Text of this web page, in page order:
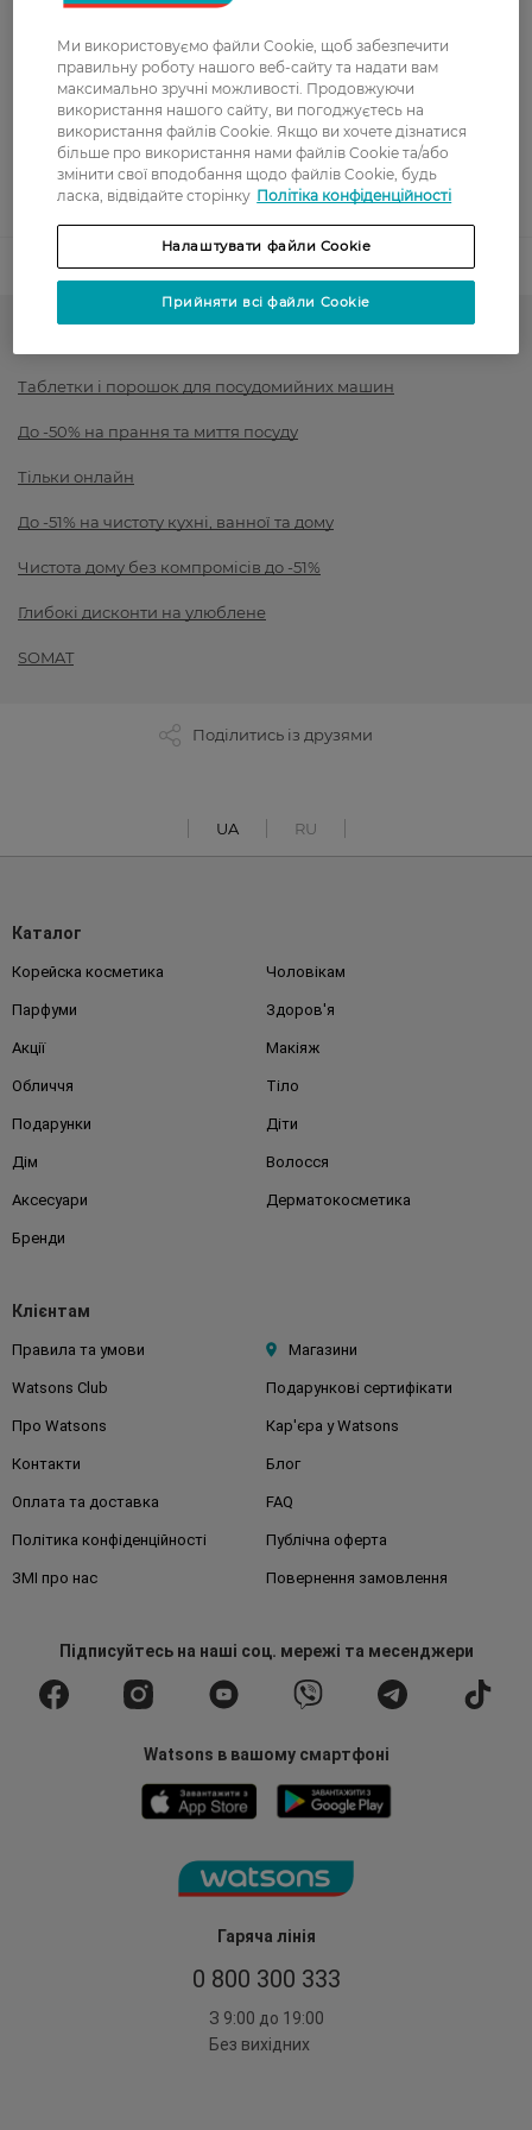
Оплата
Оплата карткою
Післяоплата
Показати більше
Код товару 1533390
Таблетки і порошок для посудомийних машин
До -50% на прання та миття посуду
Тільки онлайн
До -51% на чистоту кухні, ванної та дому
Чистота дому без компромісів до -51%
Глибокі дисконти на улюблене
SOMAT
Поділитись із друзями
UA RU
Гаряча лінія
0 800 300 333
З 9:00 до 19:00
Без вихідних
Каталог
Корейска косметика Чоловікам
Парфуми Здоров'я
Акції Макіяж
Обличчя Тіло
Подарунки Діти
Дім Волосся
Аксесуари Дерматокосметика
Бренди
Клієнтам
Правила та умови Магазини
Watsons Club Подарункові сертифікати
Про Watsons Кар'єра у Watsons
Контакти Блог
Оплата та доставка FAQ
Політика конфіденційності Публічна оферта
ЗМІ про нас Повернення замовлення
Підписуйтесьна наші соц. мережі та месенджери
Watsons в вашому смартфоні
Ми використовуємо файли Cookie, щоб забезпечити
правильну роботу нашого веб-сайту та надати вам
максимально зручні можливості. Продовжуючи
використання нашого сайту, ви погоджуєтесь на
використання файлів Cookie. Якщо ви хочете дізнатися
більше про використання нами файлів Cookie та/або
змінити свої вподобання щодо файлів Cookie, будь
ласка, відвідайте сторінку Політіка конфіденційності
Налаштувати файли Cookie
Прийняти всі файли Cookie